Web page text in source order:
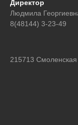
Директор
Людмила
8(48144) 3-23-49
215713 Смоленская